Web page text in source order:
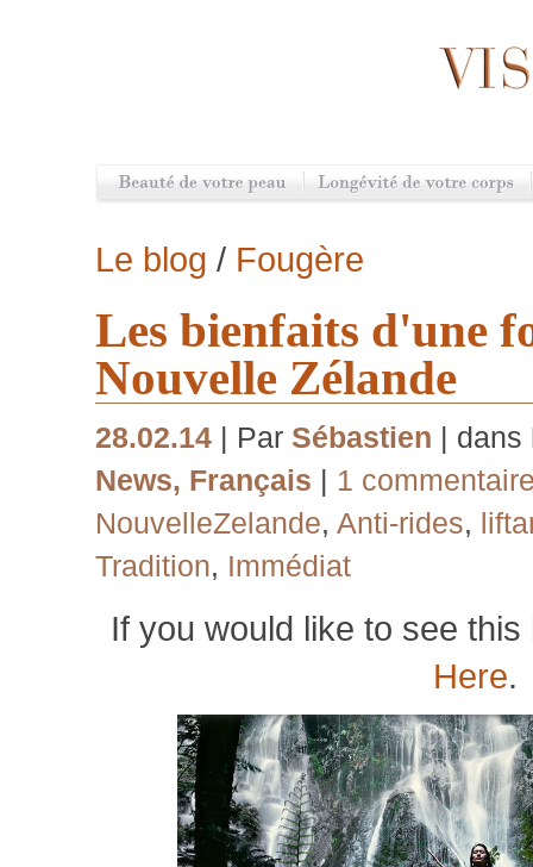
Le blog / Fougère
Les bienfaits d'une
Nouvelle Zélande
28.02.14 | Par Sébastien | dans
News, Français | 1
NouvelleZelande, Anti-rides,
Tradition, Immédiat
If you would like to see
Here.